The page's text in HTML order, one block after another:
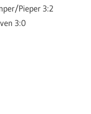
Pieper 3:2
3:0